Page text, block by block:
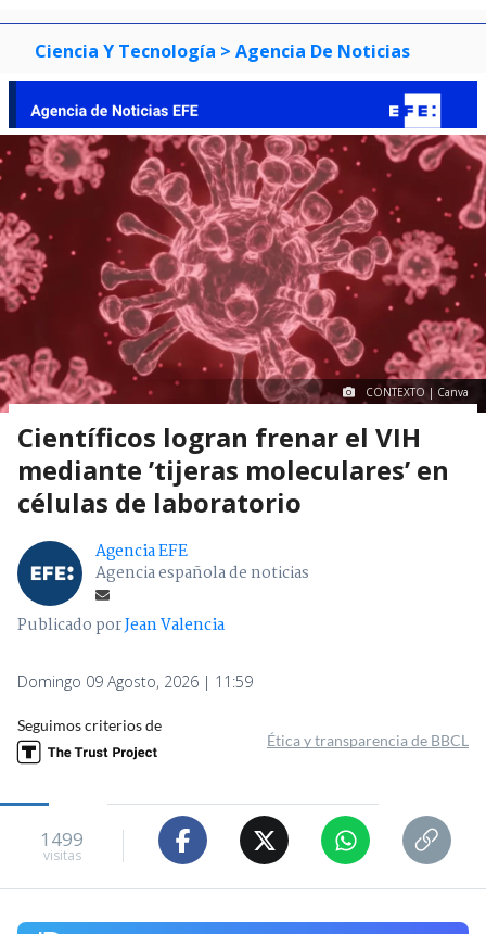
Ciencia Y Tecnología > Agencia De Noticias
CONTEXTO | Canva
Científicos logran frenar el VIH
mediante ’tijeras moleculares’ en
células de laboratorio
Agencia EFE
Agencia española de noticias
Publicado porJean Valencia
Domingo 09 Agosto, 2026 | 11:59
Seguimos criterios de
Ética y transparencia de BBCL
1499
visitas